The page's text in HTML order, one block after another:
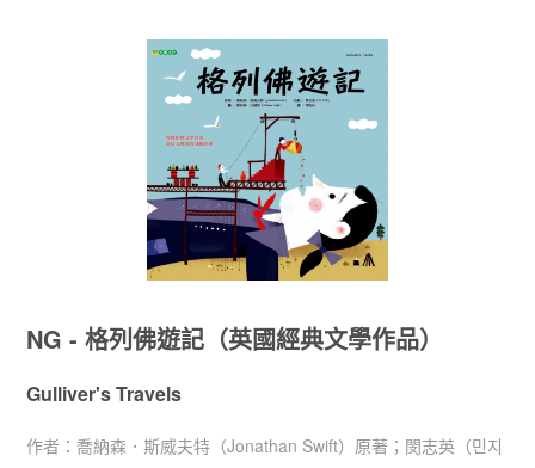
NG - 格列佛遊記（英國經典文學作品）
Gulliver's Travels
作者： 喬納森．斯威夫特（Jonathan Swift）原著；閔志英（민지